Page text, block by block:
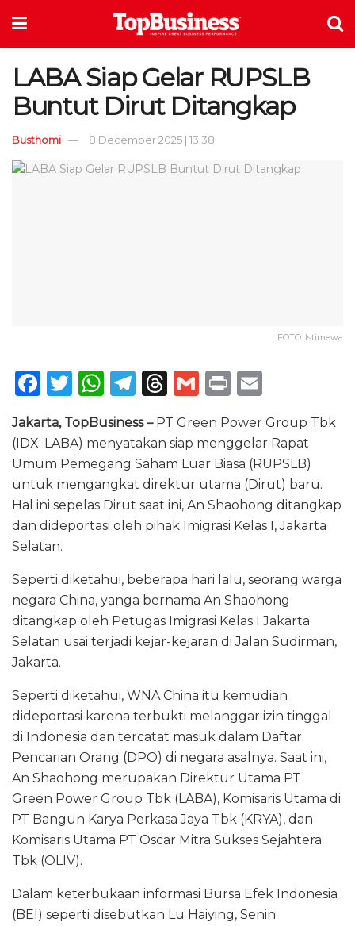
LABA Siap Gelar RUPSLB
Buntut Dirut Ditangkap
Busthomi 8 December 2025 | 13:38
FOTO: Istimewa
F
c
e
b
o
o
k
T
it
te
r
W
h
a
ts
A
p
p
T
e
g
ra
m
T
re
a
d
s
G
ai
l
P
n
t
ai
l
Jakarta, TopBusiness – PT Green Power Group Tbk
(IDX: LABA) menyatakan siap menggelar Rapat
Umum Pemegang Saham Luar Biasa (RUPSLB)
untuk mengangkat direktur utama (Dirut) baru.
Hal ini sepelas Dirut saat ini, An Shaohong ditangkap
dan dideportasi oleh pihak Imigrasi Kelas I, Jakarta
Selatan.
Seperti diketahui, beberapa hari lalu, seorang warga
negara China, yanga bernama An Shaohong
ditangkap oleh Petugas Imigrasi Kelas I Jakarta
Selatan usai terjadi kejar-kejaran di Jalan Sudirman,
Jakarta.
Seperti diketahui, WNA China itu kemudian
dideportasi karena terbukti melanggar izin tinggal
di Indonesia dan tercatat masuk dalam Daftar
Pencarian Orang (DPO) di negara asalnya. Saat ini,
An Shaohong merupakan Direktur Utama PT
Green Power Group Tbk (LABA), Komisaris Utama di
PT Bangun Karya Perkasa Jaya Tbk (KRYA), dan
Komisaris Utama PT Oscar Mitra Sukses Sejahtera
Tbk (OLIV).
Dalam keterbukaan informasi Bursa Efek Indonesia
(BEI) seperti disebutkan Lu Haiying, Senin